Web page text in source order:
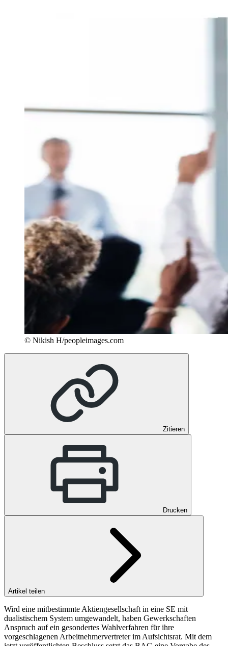
© Nikish H/peopleimages.com
Zitieren
Drucken
Artikel teilen
Wird eine mitbestimmte Aktiengesellschaft in eine SE mit
dualistischem System umgewandelt, haben Gewerkschaften
Anspruch auf ein gesondertes Wahlverfahren für ihre
vorgeschlagenen Arbeitnehmervertreter im Aufsichtsrat. Mit dem